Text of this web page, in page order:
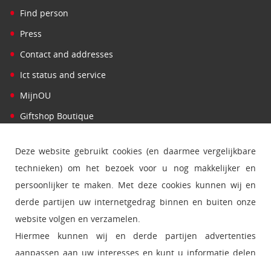
Deze website gebruikt cookies (en daarmee vergelijkbare
technieken) om het bezoek voor u nog makkelijker en
persoonlijker te maken. Met deze cookies kunnen wij en
derde partijen uw internetgedrag binnen en buiten onze
website volgen en verzamelen.
Hiermee kunnen wij en derde partijen advertenties
aanpassen aan uw interesses en kunt u informatie delen
• Find person
• Press
• Contact and addresses
• Ict status and service
• MijnOU
• Giftshop Boutique